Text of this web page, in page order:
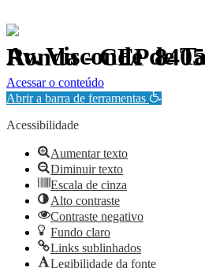
Av. Visconde de Taunay, 950 - Ronda -
Política de Privacidade.
Acessar o conteúdo
Abrir a barra de ferramentas
Acessibilidade
Aumentar texto
Diminuir texto
Escala de cinza
Alto contraste
Contraste negativo
Fundo claro
Links sublinhados
Legibilidade da fonte